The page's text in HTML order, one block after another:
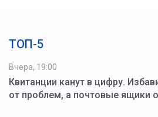
ТОП-5
Вчера, 19:00
Квитанции канут в цифру.
от проблем, а почтовые ящики